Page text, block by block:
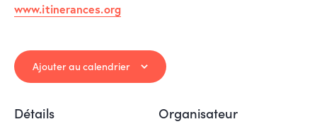
www.itinerances.org
Ajouter au calendrier
Détails Organisateur